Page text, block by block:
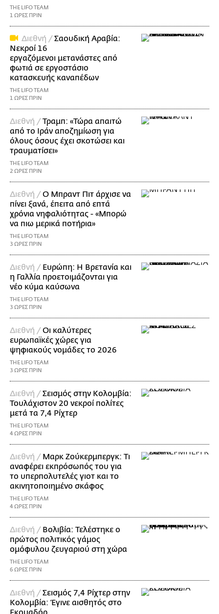
THE LIFO TEAM
1 ΩΡΕΣ ΠΡΙΝ
Διεθνή /Σαουδική Αραβία:
Νεκροί 16
εργαζόμενοι μετανάστες από
φωτιά σε εργοστάσιο
κατασκευής καναπέδων
THE LIFO TEAM
1 ΩΡΕΣ ΠΡΙΝ
Διεθνή /Τραμπ: «Τώρα απαιτώ
από το Ιράν αποζημίωση για
όλους όσους έχει σκοτώσει και
τραυματίσει»
THE LIFO TEAM
2 ΩΡΕΣ ΠΡΙΝ
Διεθνή /Ο Μπραντ Πιτ άρχισε να
πίνει ξανά, έπειτα από επτά
χρόνια νηφαλιότητας - «Μπορώ
να πιω μερικά ποτήρια»
THE LIFO TEAM
3 ΩΡΕΣ ΠΡΙΝ
Διεθνή / Ευρώπη: Η Βρετανία και
η Γαλλία προετοιμάζονται για
νέο κύμα καύσωνα
THE LIFO TEAM
3 ΩΡΕΣ ΠΡΙΝ
Διεθνή /Οι καλύτερες
ευρωπαϊκές χώρες για
ψηφιακούς νομάδες το 2026
THE LIFO TEAM
3 ΩΡΕΣ ΠΡΙΝ
Διεθνή /Σεισμός στην Κολομβία:
Τουλάχιστον 20 νεκροί πολίτες
μετά τα 7,4 Ρίχτερ
THE LIFO TEAM
4 ΩΡΕΣ ΠΡΙΝ
Διεθνή / Μαρκ Ζούκερμπεργκ: Τι
αναφέρει εκπρόσωπός του για
το υπερπολυτελές γιοτ και το
ακινητοποιημένο σκάφος
THE LIFO TEAM
4 ΩΡΕΣ ΠΡΙΝ
Διεθνή / Βολιβία: Τελέστηκε ο
πρώτος πολιτικός γάμος
ομόφυλου ζευγαριού στη χώρα
THE LIFO TEAM
6 ΩΡΕΣ ΠΡΙΝ
Διεθνή /Σεισμός 7,4 Ρίχτερ στην
Κολομβία: Έγινε αισθητός στο